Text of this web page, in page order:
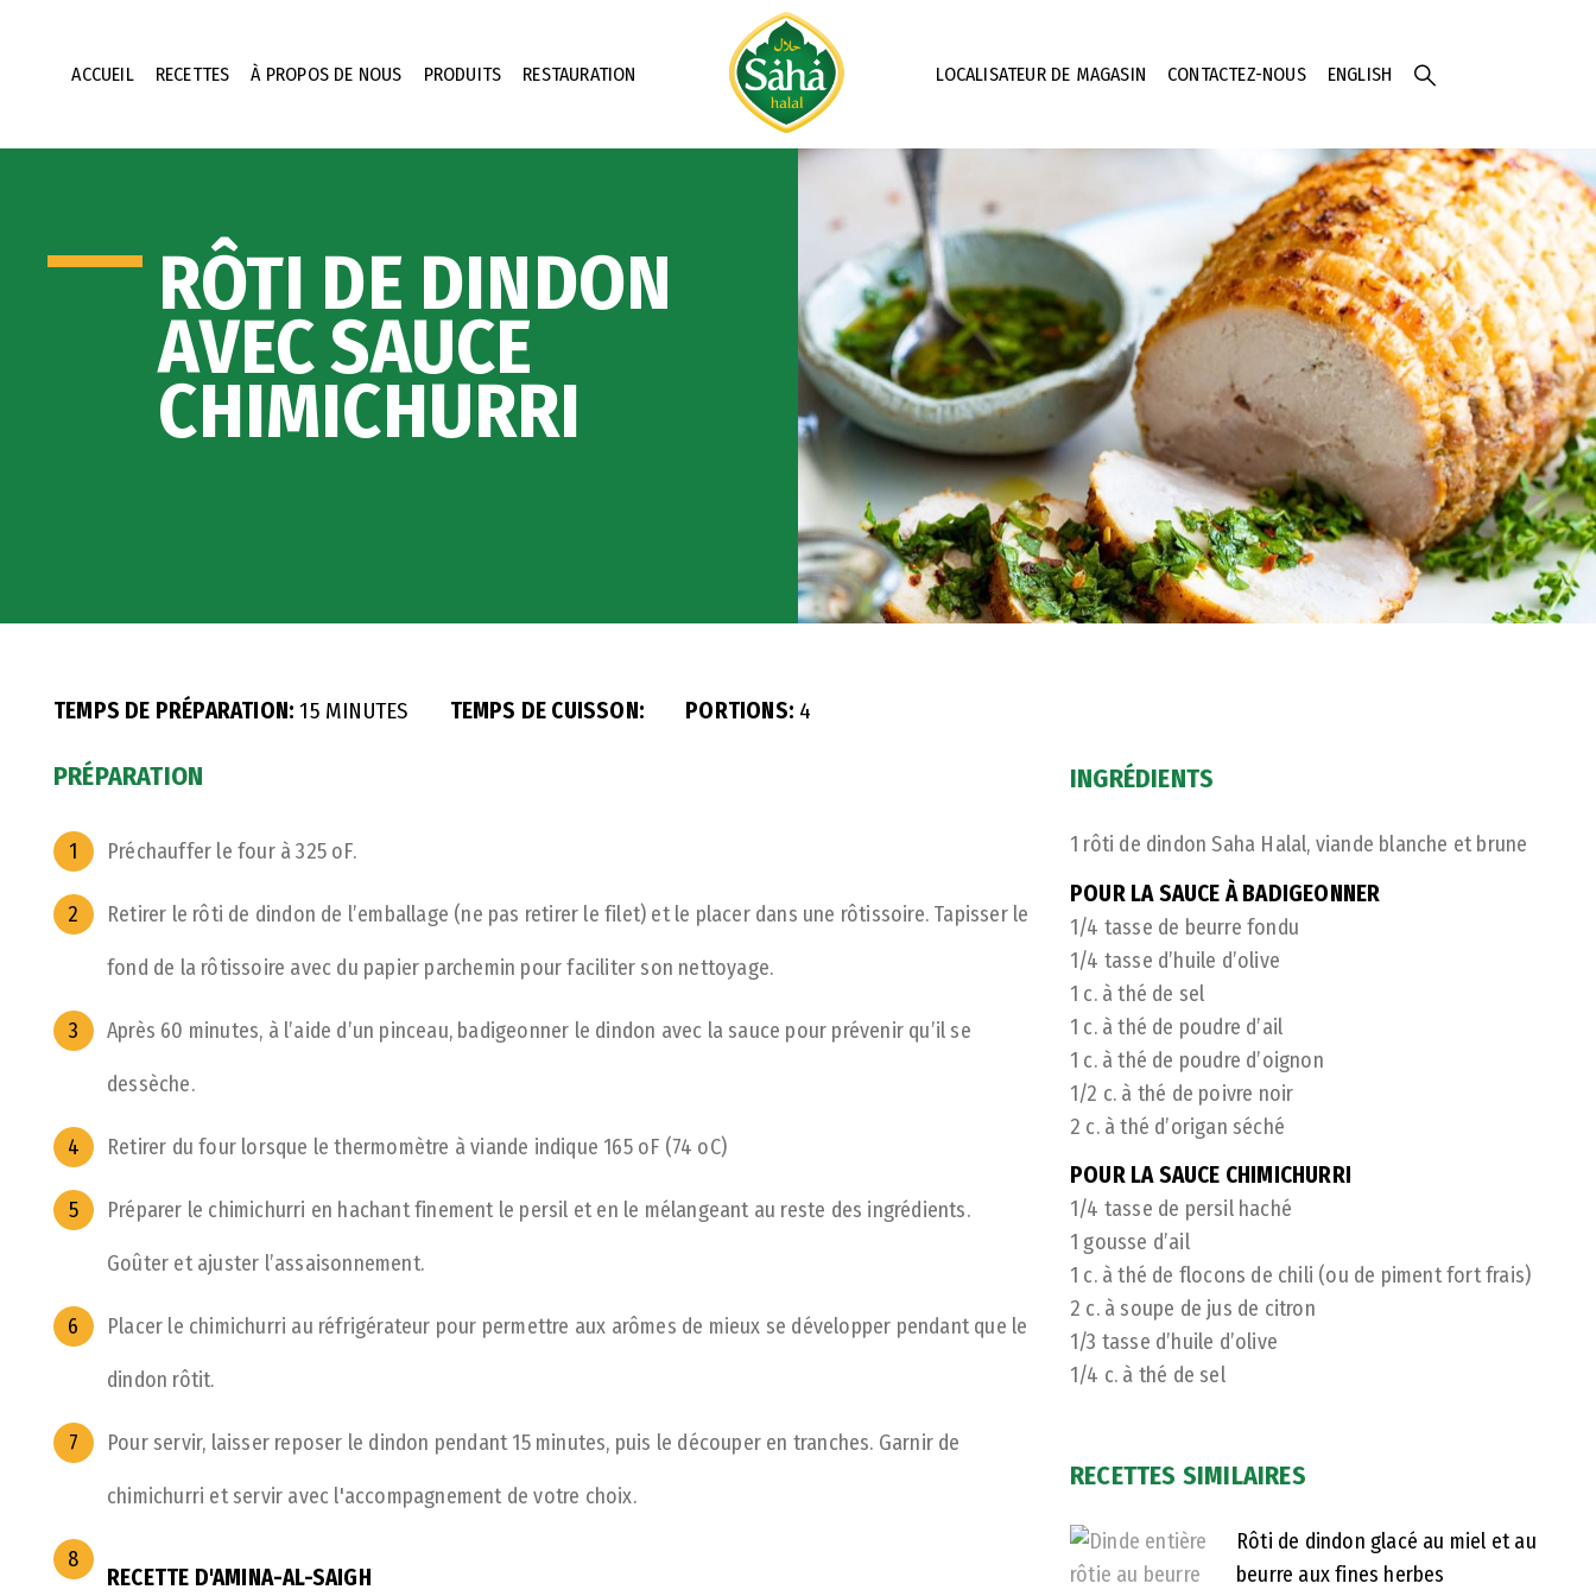
ACCUEIL RECETTES À PROPOS DE NOUS PRODUITS RESTAURATION LOCALISATEUR DE MAGASIN CONTACTEZ-NOUS ENGLISH
RÔTI DE DINDON
AVEC SAUCE
CHIMICHURRI
TEMPS DE PRÉPARATION: 15 MINUTES TEMPS DE CUISSON: PORTIONS: 4
PRÉPARATION
Préchauffer le four à 325 oF.
Retirer le rôti de dindon de l’emballage (ne pas retirer le filet) et le placer dans une rôtissoire. Tapisser le
fond de la rôtissoire avec du papier parchemin pour faciliter son nettoyage.
Après 60 minutes, à l’aide d’un pinceau, badigeonner le dindon avec la sauce pour prévenir qu’il se
dessèche.
Retirer du four lorsque le thermomètre à viande indique 165 oF (74 oC)
Préparer le chimichurri en hachant finement le persil et en le mélangeant au reste des ingrédients.
Goûter et ajuster l’assaisonnement.
Placer le chimichurri au réfrigérateur pour permettre aux arômes de mieux se développer pendant que le
dindon rôtit.
Pour servir, laisser reposer le dindon pendant 15 minutes, puis le découper en tranches. Garnir de
chimichurri et servir avec l'accompagnement de votre choix.
RECETTE D'AMINA-AL-SAIGH
INGRÉDIENTS
1 rôti de dindon Saha Halal, viande blanche et brune
POUR LA SAUCE À BADIGEONNER
1/4 tasse de beurre fondu
1/4 tasse d’huile d’olive
1 c. à thé de sel
1 c. à thé de poudre d’ail
1 c. à thé de poudre d’oignon
1/2 c. à thé de poivre noir
2 c. à thé d’origan séché
POUR LA SAUCE CHIMICHURRI
1/4 tasse de persil haché
1 gousse d’ail
1 c. à thé de flocons de chili (ou de piment fort frais)
2 c. à soupe de jus de citron
1/3 tasse d’huile d’olive
1/4 c. à thé de sel
RECETTES SIMILAIRES
Rôti de dindon glacé au miel et au
beurre aux fines herbes